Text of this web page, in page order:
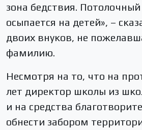
зона бедствия. Потолочный
осыпается на детей», –
двоих внуков, не
фамилию.
Несмотря на то, что на
лет директор школы из
и на средства
обнести забором